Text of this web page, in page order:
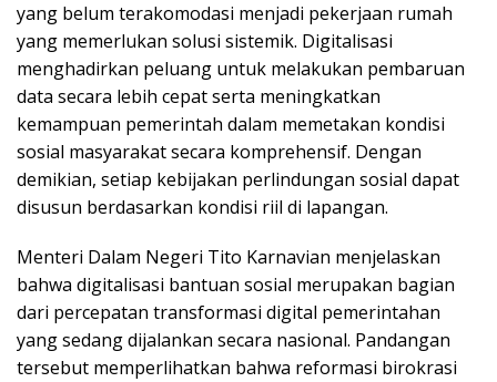
yang belum terakomodasi menjadi pekerjaan rumah
yang memerlukan solusi sistemik. Digitalisasi
menghadirkan peluang untuk melakukan pembaruan
data secara lebih cepat serta meningkatkan
kemampuan pemerintah dalam memetakan kondisi
sosial masyarakat secara komprehensif. Dengan
demikian, setiap kebijakan perlindungan sosial dapat
disusun berdasarkan kondisi riil di lapangan.
Menteri Dalam Negeri Tito Karnavian menjelaskan
bahwa digitalisasi bantuan sosial merupakan bagian
dari percepatan transformasi digital pemerintahan
yang sedang dijalankan secara nasional. Pandangan
tersebut memperlihatkan bahwa reformasi birokrasi